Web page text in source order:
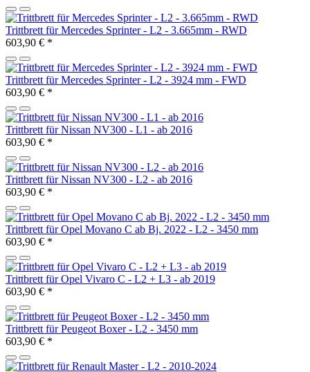
Trittbrett für Mercedes Sprinter - L2 - 3.665mm - RWD
603,90 € *
Trittbrett für Mercedes Sprinter - L2 - 3924 mm - FWD
603,90 € *
Trittbrett für Nissan NV300 - L1 - ab 2016
603,90 € *
Trittbrett für Nissan NV300 - L2 - ab 2016
603,90 € *
Trittbrett für Opel Movano C ab Bj. 2022 - L2 - 3450 mm
603,90 € *
Trittbrett für Opel Vivaro C - L2 + L3 - ab 2019
603,90 € *
Trittbrett für Peugeot Boxer - L2 - 3450 mm
603,90 € *